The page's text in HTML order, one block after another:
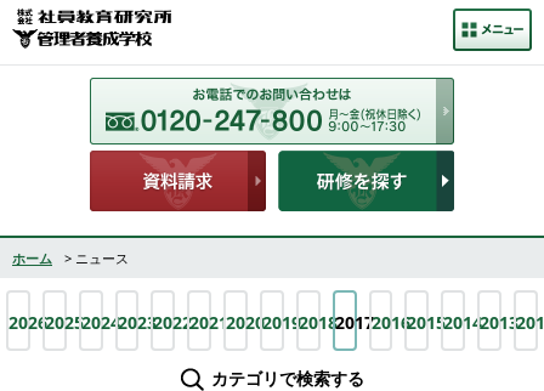
ホーム > ニュース
20262025202420232022202120202019201820172016201520142013
カテゴリで検索する